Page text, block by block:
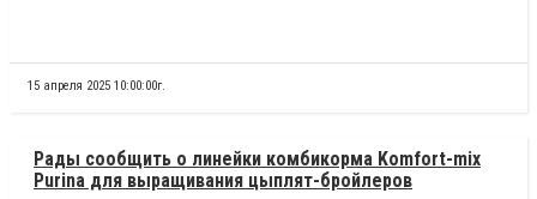
15 апреля 2025 10:00:00г.
Рады сообщить о линейки комбикорма Komfort-mix
Purina для выращивания цыплят-бройлеров